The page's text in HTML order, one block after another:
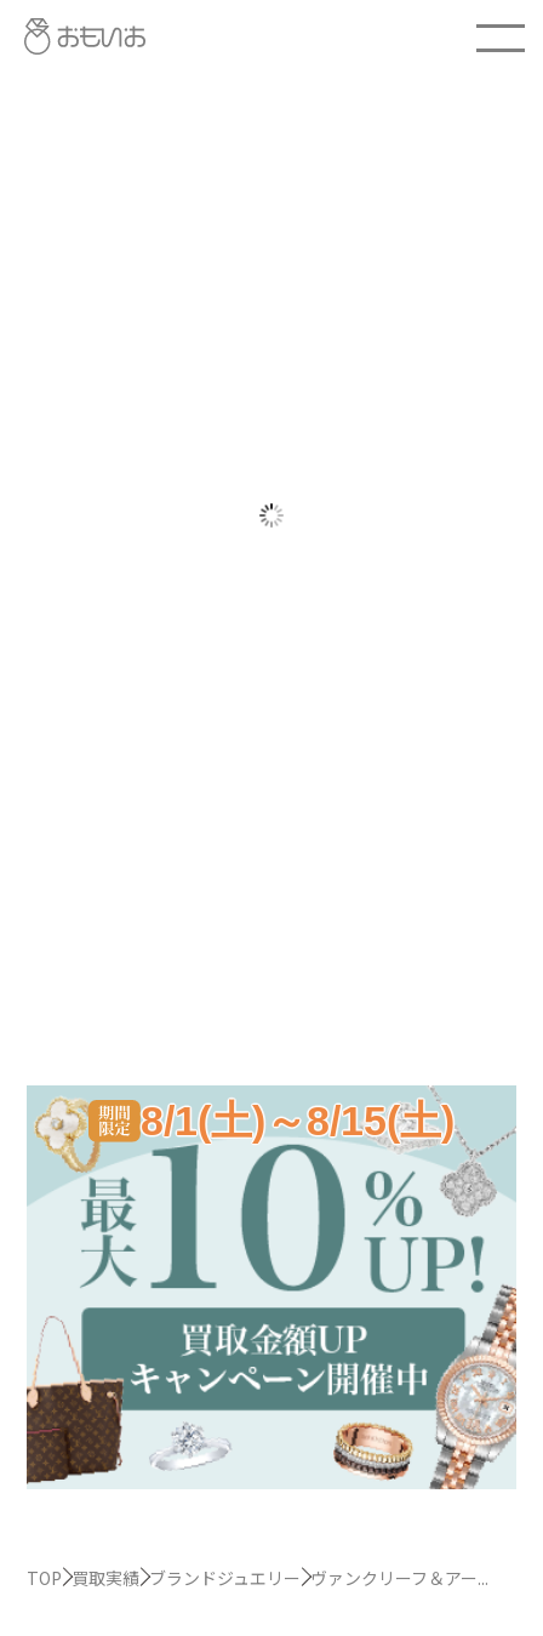
8/1(土)～8/15(土)
TOP 買取実績 ブランドジュエリー ヴァンクリーフ＆アー...